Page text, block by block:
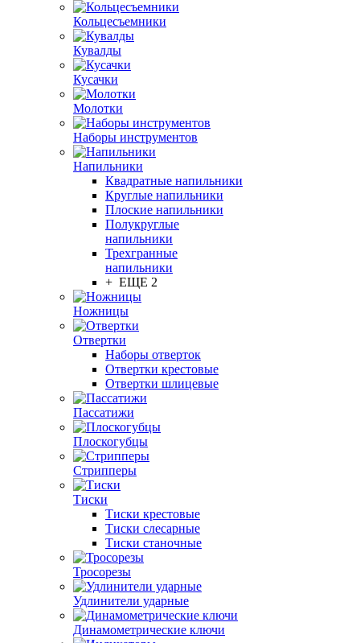
Кольцесъемники
Кувалды
Кусачки
Молотки
Наборы инструментов
Напильники
Квадратные напильники
Круглые напильники
Плоские напильники
Полукруглые
напильники
Трехгранные
напильники
+ ЕЩЕ 2
Ножницы
Отвертки
Наборы отверток
Отвертки крестовые
Отвертки шлицевые
Пассатижи
Плоскогубцы
Стрипперы
Тиски
Тиски крестовые
Тиски слесарные
Тиски станочные
Тросорезы
Удлинители ударные
Динамометрические ключи